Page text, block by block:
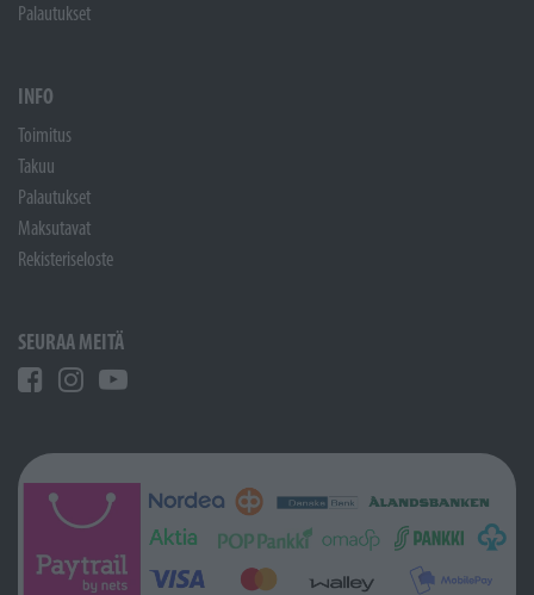
Palautukset
INFO
Toimitus
Takuu
Palautukset
Maksutavat
Rekisteriseloste
SEURAA MEITÄ